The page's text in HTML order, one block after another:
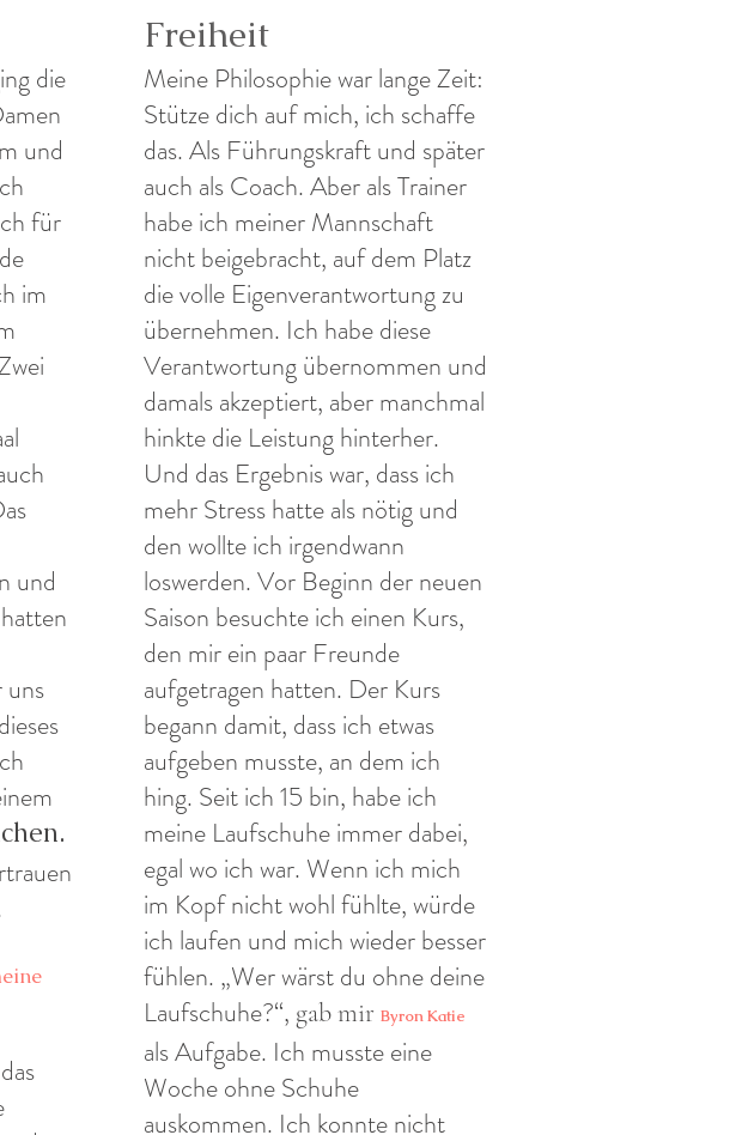
die
und
für
im
und
uns
Freiheit
Meine Philosophie war lange Zeit:
Stütze dich auf mich, ich schaffe
das. Als Führungskraft und später
auch als Coach. Aber als Trainer
habe ich meiner Mannschaft
nicht beigebracht, auf dem Platz
die volle Eigenverantwortung zu
übernehmen. Ich habe diese
Verantwortung übernommen und
damals akzeptiert, aber manchmal
hinkte die Leistung hinterher.
Und das Ergebnis war, dass ich
mehr Stress hatte als nötig und
den wollte ich irgendwann
loswerden. Vor Beginn der neuen
Saison besuchte ich einen Kurs,
den mir ein paar Freunde
aufgetragen hatten. Der Kurs
begann damit, dass ich etwas
aufgeben musste, an dem ich
hing. Seit ich 15 bin, habe ich
meine Laufschuhe immer dabei,
egal wo ich war. Wenn ich mich
im Kopf nicht wohl fühlte, würde
ich laufen und mich wieder besser
fühlen. „Wer wärst du ohne deine
Laufschuhe?“, gab mir Byron Katie
als Aufgabe. Ich musste eine
Woche ohne Schuhe
auskommen. Ich konnte nicht